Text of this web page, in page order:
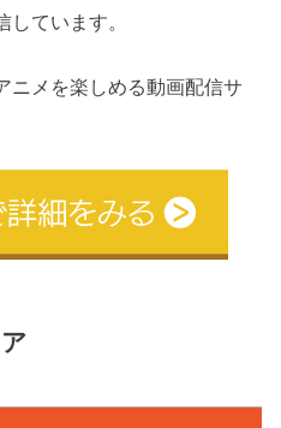
ています。
ニメを楽しめる動画配信サ